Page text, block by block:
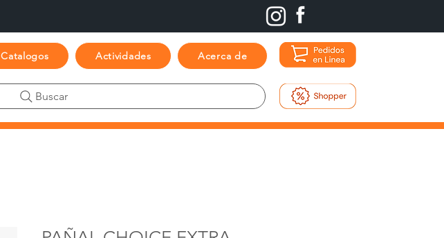
Catalogos Actividades Acerca de
Buscar